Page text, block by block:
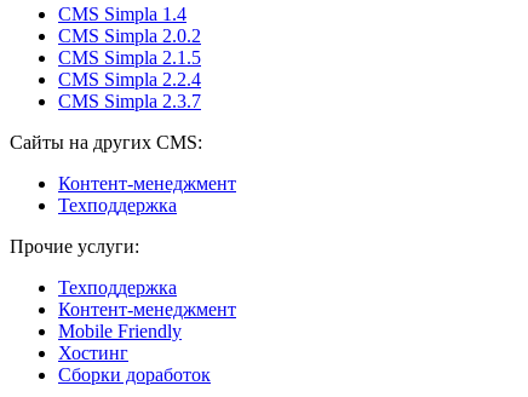
CMS Simpla 1.4
CMS Simpla 2.0.2
CMS Simpla 2.1.5
CMS Simpla 2.2.4
CMS Simpla 2.3.7
Сайты на других CMS:
Контент-менеджмент
Техподдержка
Прочие услуги:
Техподдержка
Контент-менеджмент
Mobile Friendly
Хостинг
Сборки доработок